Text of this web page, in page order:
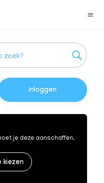
je deze aanschaffen.
kiezen
Inloggen